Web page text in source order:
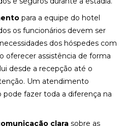
para a equipe do hotel
os funcionários devem ser
dos hóspedes com
oferecer assistência de forma
desde a recepção até o
Um atendimento
fazer toda a diferença na
clara sobre as